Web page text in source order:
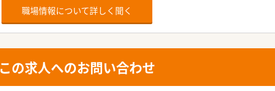
職場情報について詳しく聞く
この求人へのお問い合わせ